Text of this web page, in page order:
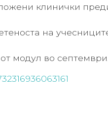
клинички
на
модул во септември.